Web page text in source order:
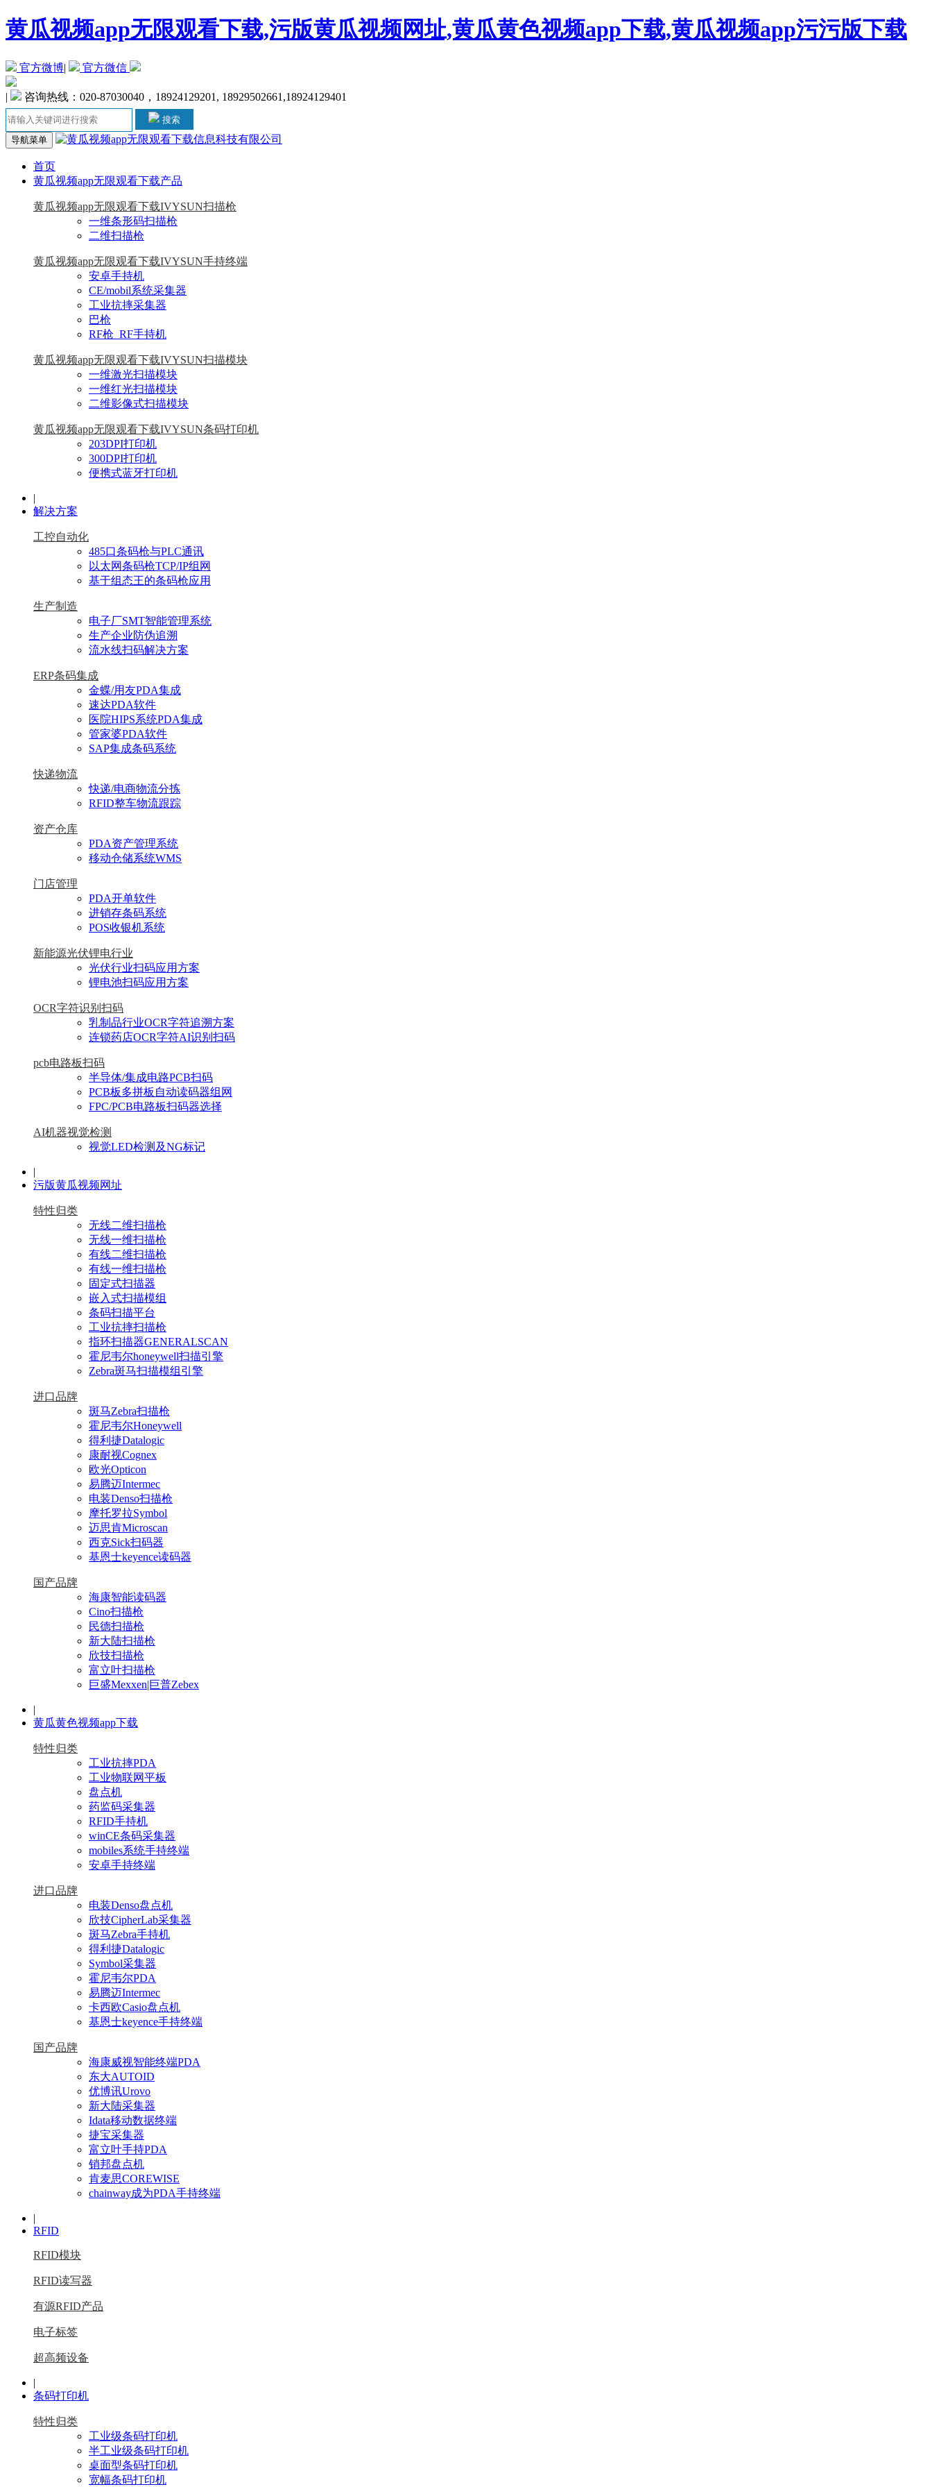
黄瓜视频app无限观看下载,污版黄瓜视频网址,黄瓜黄色视频app下载,黄瓜视频app污污版下载
官方微博| 官方微信
| 咨询热线：020-87030040，18924129201, 18929502661,18924129401
搜索
导航菜单
首页
黄瓜视频app无限观看下载产品
黄瓜视频app无限观看下载IVYSUN扫描枪
一维条形码扫描枪
二维扫描枪
黄瓜视频app无限观看下载IVYSUN手持终端
安卓手持机
CE/mobil系统采集器
工业抗摔采集器
巴枪
RF枪_RF手持机
黄瓜视频app无限观看下载IVYSUN扫描模块
一维激光扫描模块
一维红光扫描模块
二维影像式扫描模块
黄瓜视频app无限观看下载IVYSUN条码打印机
203DPI打印机
300DPI打印机
便携式蓝牙打印机
|
解决方案
工控自动化
485口条码枪与PLC通讯
以太网条码枪TCP/IP组网
基于组态王的条码枪应用
生产制造
电子厂SMT智能管理系统
生产企业防伪追溯
流水线扫码解决方案
ERP条码集成
金蝶/用友PDA集成
速达PDA软件
医院HIPS系统PDA集成
管家婆PDA软件
SAP集成条码系统
快递物流
快递/电商物流分拣
RFID整车物流跟踪
资产仓库
PDA资产管理系统
移动仓储系统WMS
门店管理
PDA开单软件
进销存条码系统
POS收银机系统
新能源光伏锂电行业
光伏行业扫码应用方案
锂电池扫码应用方案
OCR字符识别扫码
乳制品行业OCR字符追溯方案
连锁药店OCR字符AI识别扫码
pcb电路板扫码
半导体/集成电路PCB扫码
PCB板多拼板自动读码器组网
FPC/PCB电路板扫码器选择
AI机器视觉检测
视觉LED检测及NG标记
|
污版黄瓜视频网址
特性归类
无线二维扫描枪
无线一维扫描枪
有线二维扫描枪
有线一维扫描枪
固定式扫描器
嵌入式扫描模组
条码扫描平台
工业抗摔扫描枪
指环扫描器GENERALSCAN
霍尼韦尔honeywell扫描引擎
Zebra斑马扫描模组引擎
进口品牌
斑马Zebra扫描枪
霍尼韦尔Honeywell
得利捷Datalogic
康耐视Cognex
欧光Opticon
易腾迈Intermec
电装Denso扫描枪
摩托罗拉Symbol
迈思肯Microscan
西克Sick扫码器
基恩士keyence读码器
国产品牌
海康智能读码器
Cino扫描枪
民德扫描枪
新大陆扫描枪
欣技扫描枪
富立叶扫描枪
巨盛Mexxen|巨普Zebex
|
黄瓜黄色视频app下载
特性归类
工业抗摔PDA
工业物联网平板
盘点机
药监码采集器
RFID手持机
winCE条码采集器
mobiles系统手持终端
安卓手持终端
进口品牌
电装Denso盘点机
欣技CipherLab采集器
斑马Zebra手持机
得利捷Datalogic
Symbol采集器
霍尼韦尔PDA
易腾迈Intermec
卡西欧Casio盘点机
基恩士keyence手持终端
国产品牌
海康威视智能终端PDA
东大AUTOID
优博讯Urovo
新大陆采集器
Idata移动数据终端
捷宝采集器
富立叶手持PDA
销邦盘点机
肯麦思COREWISE
chainway成为PDA手持终端
|
RFID
RFID模块
RFID读写器
有源RFID产品
电子标签
超高频设备
|
条码打印机
特性归类
工业级条码打印机
半工业级条码打印机
桌面型条码打印机
宽幅条码打印机